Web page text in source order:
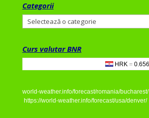
Categorii
Categorii
Curs valutar BNR
world-weather.info/forecast/romania/bucharest/
https://world-weather.info/forecast/usa/denver/